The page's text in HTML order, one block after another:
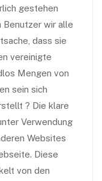
gestehen
Benutzer wir alle
dass sie
vereinigte
Mengen von
sein sich
? Die klare
Verwendung
Websites
Diese
von den